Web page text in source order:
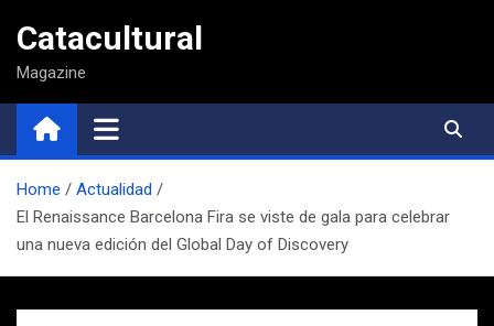
contenido
Catacultural
Magazine
Home
Actualidad
El Renaissance Barcelona Fira se viste de gala para celebrar
una nueva edición del Global Day of Discovery